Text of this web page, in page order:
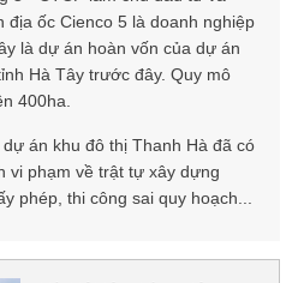
địa ốc Cienco 5 là doanh nghiệp
là dự án hoàn vốn của dự án
Hà Tây trước đây. Quy mô
400ha.
án khu đô thị Thanh Hà đã có
vi phạm về trật tự xây dựng
phép, thi công sai quy hoạch...